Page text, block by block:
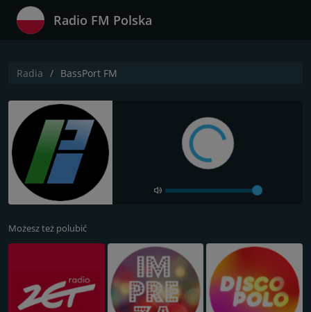
Radio FM Polska
Radia BassPort FM
Możesz też polubić